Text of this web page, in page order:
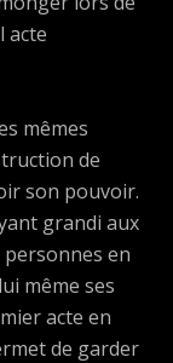
acte
mêmes
de
son pouvoir.
grandi aux
personnes en
même ses
acte en
de garder